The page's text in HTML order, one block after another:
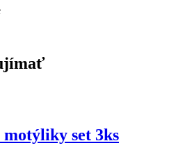
set 3ks